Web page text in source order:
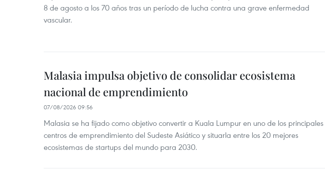
8 de agosto a los 70 años tras un período de lucha contra una grave enfermedad
vascular.
Malasia impulsa objetivo de consolidar ecosistema
nacional de emprendimiento
07/08/2026 09:56
Malasia se ha fijado como objetivo convertir a Kuala Lumpur en uno de los principales
centros de emprendimiento del Sudeste Asiático y situarla entre los 20 mejores
ecosistemas de startups del mundo para 2030.